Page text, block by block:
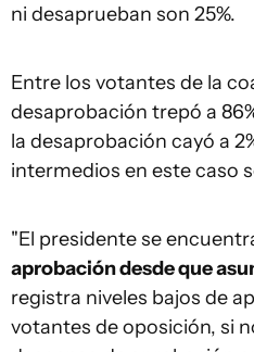
ni desaprueban son 25%.
Entre los votantes de la
desaprobación trepó a
la desaprobación cayó a
intermedios en este caso
"El presidente se
aprobación desde que
registra niveles bajos de
votantes de oposición, si